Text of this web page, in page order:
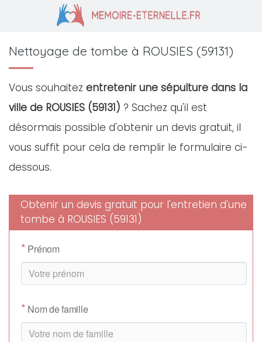
Nettoyage de tombe à ROUSIES (59131)
Vous souhaitez entretenir une sépulture dans la
ville de ROUSIES (59131) ? Sachez qu'il est
désormais possible d'obtenir un devis gratuit, il
vous suffit pour cela de remplir le formulaire ci-
dessous.
Obtenir un devis gratuit pour l'entretien d'une
tombe à ROUSIES (59131)
* Prénom
* Nom de famille